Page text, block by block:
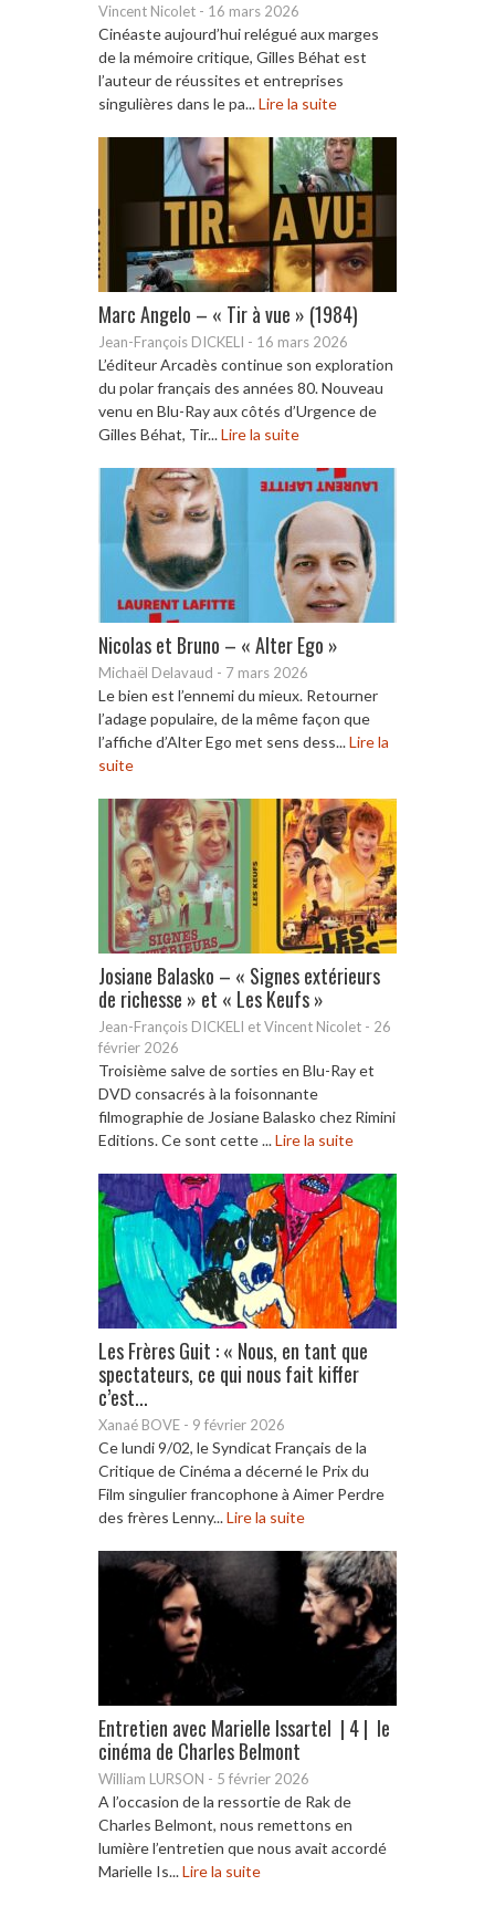
Vincent Nicolet - 16 mars 2026
Cinéaste aujourd’hui relégué aux marges
de la mémoire critique, Gilles Béhat est
l’auteur de réussites et entreprises
singulières dans le pa...Lire la suite
Marc Angelo – « Tir à vue » (1984)
Jean-François DICKELI - 16 mars 2026
L’éditeur Arcadès continue son exploration
du polar français des années 80. Nouveau
venu en Blu-Ray aux côtés d’Urgence de
Gilles Béhat, Tir...Lire la suite
Nicolas et Bruno – « Alter Ego »
Michaël Delavaud - 7 mars 2026
Le bien est l’ennemi du mieux. Retourner
l’adage populaire, de la même façon que
l’affiche d’Alter Ego met sens dess...Lire la
suite
Josiane Balasko – « Signes extérieurs
de richesse » et « Les Keufs »
Jean-François DICKELI et Vincent Nicolet - 26
février 2026
Troisième salve de sorties en Blu-Ray et
DVD consacrés à la foisonnante
filmographie de Josiane Balasko chez Rimini
Editions. Ce sont cette ...Lire la suite
Les Frères Guit : « Nous, en tant que
spectateurs, ce qui nous fait kiffer
c’est...
Xanaé BOVE - 9 février 2026
Ce lundi 9/02, le Syndicat Français de la
Critique de Cinéma a décerné le Prix du
Film singulier francophone à Aimer Perdre
des frères Lenny...Lire la suite
Entretien avec Marielle Issartel | 4 | le
cinéma de Charles Belmont
William LURSON - 5 février 2026
A l’occasion de la ressortie de Rak de
Charles Belmont, nous remettons en
lumière l’entretien que nous avait accordé
Marielle Is...Lire la suite